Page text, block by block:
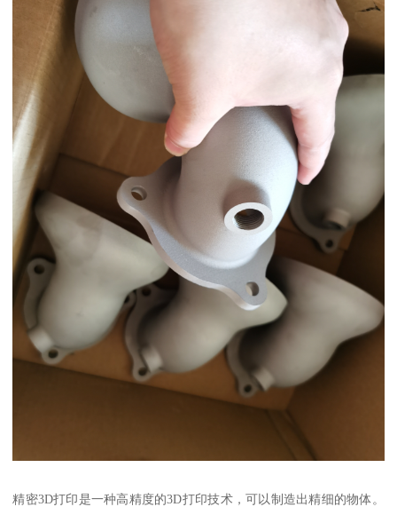
精密3D打印是一种高精度的3D打印技术，可以制造出精细的物体。